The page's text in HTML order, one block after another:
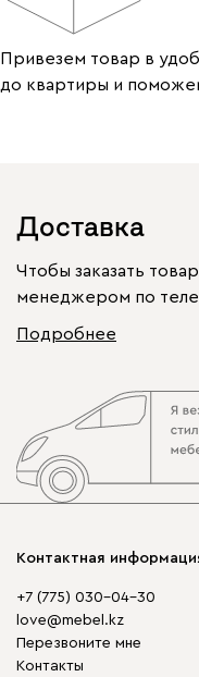
Привезем товар в
до квартиры и
Доставка
Чтобы заказать
менеджером по
Подробнее
Контактная
+7 (775) 030-04-30
love@mebel.kz
Перезвоните мне
Контакты